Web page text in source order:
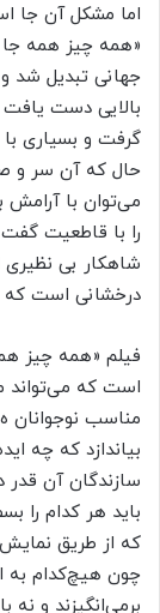
اما مشکل آن جا
«همه چیز همه جا
بالایی دست
گرفت و بسیاری
حال که آن سر و
می‌توان با آرامش
را با قاطعیت
شاهکار بی
درخشانی است که
فیلم «همه چیز
است که می‌تواند
مناسب نوجوانان
بیاندازد که چه
سازندگان آن قدر
باید هر کدام را
که از طریق
چون هیچ‌کدام به
برمی‌انگیزند و نه